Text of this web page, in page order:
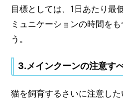
目標としては、1日あたり最
ミュニケーションの時間を
う。
3.メインクーンの注意す
猫を飼育するさいに注意した